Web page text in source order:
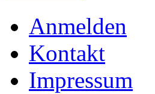
Anmelden
Kontakt
Impressum